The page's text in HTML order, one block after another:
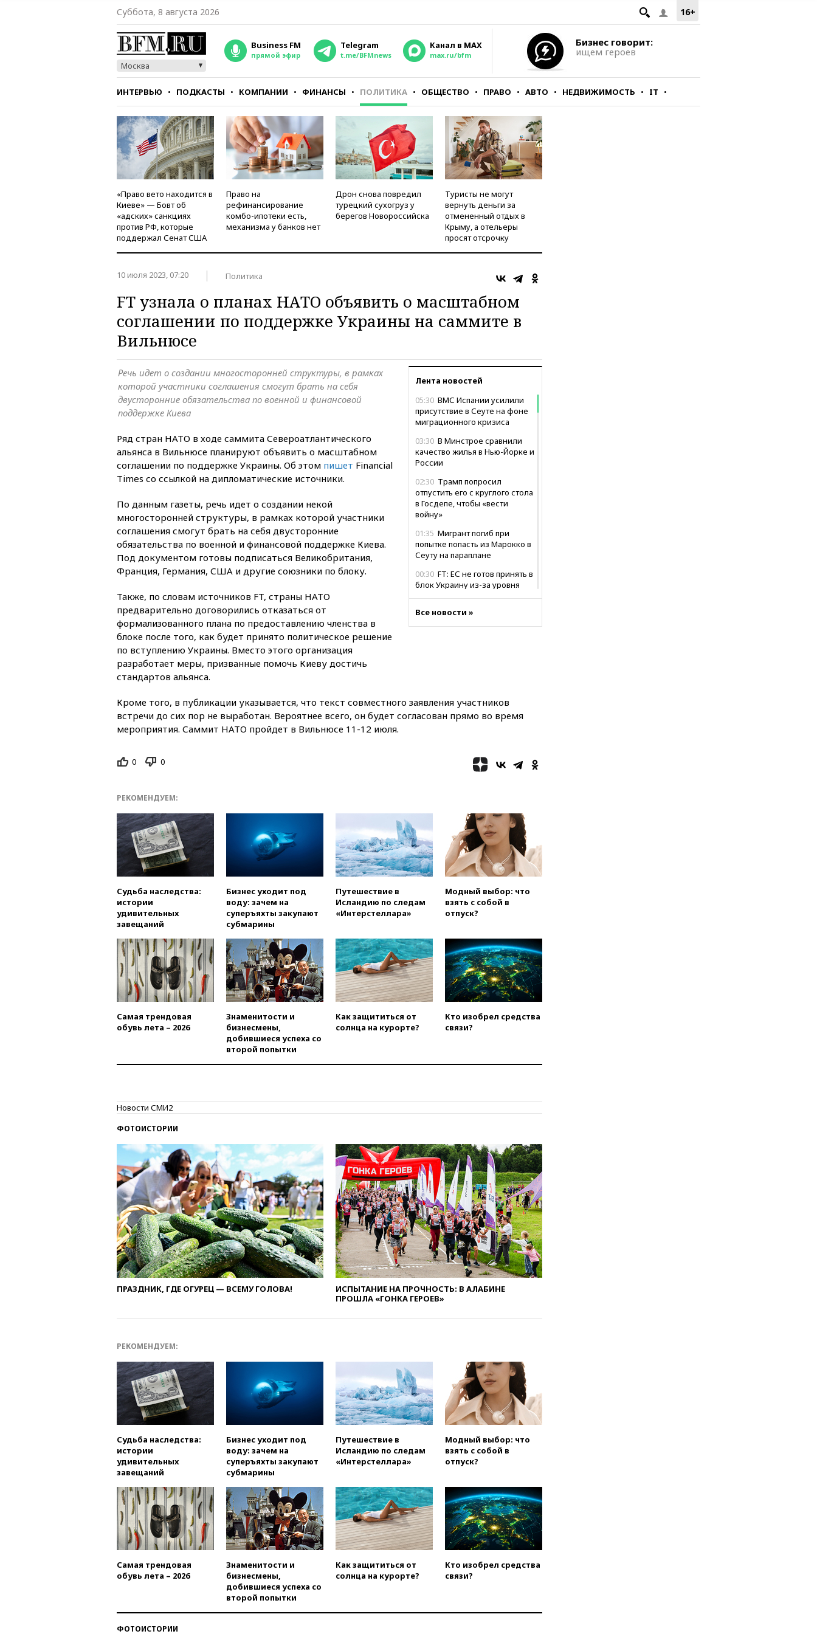
16+
Суббота, 8 августа 2026
Москва
Business FM
прямой эфир
Telegram
t.me/BFMnews
Канал в MAX
max.ru/bfm
Бизнес говорит:
ищем героев
ИНТЕРВЬЮ ПОДКАСТЫ КОМПАНИИ ФИНАНСЫ ПОЛИТИКА ОБЩЕСТВО ПРАВО АВТО НЕДВИЖИМОСТЬ IT
СТИЛЬ ТЕСТЫ
«Право вето находится в
Киеве» — Бовт об
«адских» санкциях
против РФ, которые
поддержал Сенат США
Право на
рефинансирование
комбо-ипотеки есть,
механизма у банков нет
Дрон снова повредил
турецкий сухогруз у
берегов Новороссийска
Туристы не могут
вернуть деньги за
отмененный отдых в
Крыму, а отельеры
просят отсрочку
10 июля 2023, 07:20 Политика
FT узнала о планах НАТО объявить о масштабном
соглашении по поддержке Украины на саммите в
Вильнюсе
Лента новостей
05:30 ВМС Испании усилили
присутствие в Сеуте на фоне
миграционного кризиса
03:30 В Минстрое сравнили
качество жилья в Нью-Йорке и
России
02:30 Трамп попросил
отпустить его с круглого стола
в Госдепе, чтобы «вести
войну»
01:35 Мигрант погиб при
попытке попасть из Марокко в
Сеуту на параплане
00:30 FT: ЕС не готов принять в
блок Украину из-за уровня
вчера, 23:35Лукашенко
объяснил экономическую
скульптуру балерины
вчера, 22:45Литовец
Бессент
анонсировал скорое
получили ножевые ранения
при нападении в Чехии
вчера, 22:00Путин поручил
выделить средства на новые
РЛС для Белгородской
вчера, 21:56The Atlantic: Маск
отказал Украине в
вчера, 21:35После пожара на
складе в Брянске возбудили
уголовное дело
вчера, 21:26 Лидеры сборной
официальный отказ в визах от
Хорватии
НЛО
пройдет в 2026 году
вчера, 20:45ПВО за день
сбила еще 75 украинских
беспилотников над Россией
вчера, 20:35Велосипедист
погиб при атаке FPV-дрона в
Белгородской области
вчера, 20:30Лидию Невзорову
заочно арестовали по делу о
финансировании
вчера, 20:20
одобрил ужесточение
санкций против России и
Ирана
вчера, 20:00СК возбудил дело
против журналистки Катерины
Гордеевой о фейках о ВС
вчера, 19:45 ISU предоставил
нейтральный статус
Трусовой
вчера, 19:35Зеленский
впервые совершил
официальный визит в Сербию
вчера, 19:19Россиянка
погибла во Французских
Альпах
ликвидировано
Все новости »
Речь идет о создании многосторонней структуры, в рамках
которой участники соглашения смогут брать на себя
двусторонние обязательства по военной и финансовой
поддержке Киева
Ряд стран НАТО в ходе саммита Североатлантического
альянса в Вильнюсе планируют объявить о масштабном
соглашении по поддержке Украины. Об этом пишет Financial
Times со ссылкой на дипломатические источники.
По данным газеты, речь идет о создании некой
многосторонней структуры, в рамках которой участники
соглашения смогут брать на себя двусторонние
обязательства по военной и финансовой поддержке Киева.
Под документом готовы подписаться Великобритания,
Франция, Германия, США и другие союзники по блоку.
Также, по словам источников FT, страны НАТО
предварительно договорились отказаться от
формализованного плана по предоставлению членства в
блоке после того, как будет принято политическое решение
по вступлению Украины. Вместо этого организация
разработает меры, призванные помочь Киеву достичь
стандартов альянса.
Кроме того, в публикации указывается, что текст совместного заявления участников
встречи до сих пор не выработан. Вероятнее всего, он будет согласован прямо во время
мероприятия. Саммит НАТО пройдет в Вильнюсе 11-12 июля.
0 0
РЕКОМЕНДУЕМ:
Судьба наследства:
истории
удивительных
завещаний
Бизнес уходит под
воду: зачем на
суперъяхты закупают
субмарины
Путешествие в
Исландию по следам
«Интерстеллара»
Модный выбор: что
взять с собой в
отпуск?
Самая трендовая
обувь лета – 2026
Знаменитости и
бизнесмены,
добившиеся успеха со
второй попытки
Как защититься от
солнца на курорте?
Кто изобрел средства
связи?
Новости СМИ2
ФОТОИСТОРИИ
ПРАЗДНИК, ГДЕ ОГУРЕЦ — ВСЕМУ ГОЛОВА!
ИСПЫТАНИЕ НА ПРОЧНОСТЬ: В АЛАБИНЕ
ПРОШЛА «ГОНКА ГЕРОЕВ»
РЕКОМЕНДУЕМ:
Судьба наследства:
истории
удивительных
завещаний
Бизнес уходит под
воду: зачем на
суперъяхты закупают
субмарины
Путешествие в
Исландию по следам
«Интерстеллара»
Модный выбор: что
взять с собой в
отпуск?
Самая трендовая
обувь лета – 2026
Знаменитости и
бизнесмены,
добившиеся успеха со
второй попытки
Как защититься от
солнца на курорте?
Кто изобрел средства
связи?
ФОТОИСТОРИИ